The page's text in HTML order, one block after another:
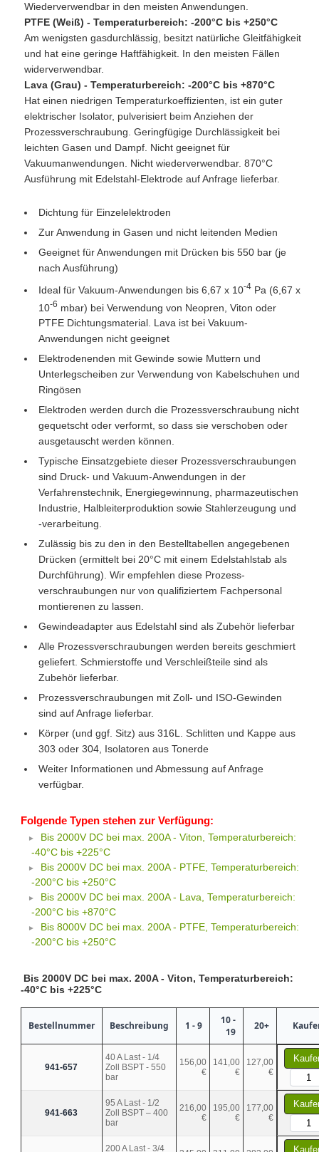
Wiederverwendbar in den meisten Anwendungen.
PTFE (Weiß) - Temperaturbereich: -200°C bis +250°C
Am wenigsten gasdurchlässig, besitzt natürliche Gleitfähigkeit
und hat eine geringe Haftfähigkeit. In den meisten Fällen
widerverwendbar.
Lava (Grau) - Temperaturbereich: -200°C bis +870°C
Hat einen niedrigen Temperaturkoeffizienten, ist ein guter
elektrischer Isolator, pulverisiert beim Anziehen der
Prozessverschraubung. Geringfügige Durchlässigkeit bei
leichten Gasen und Dampf. Nicht geeignet für
Vakuumanwendungen. Nicht wiederverwendbar. 870°C
Ausführung mit Edelstahl-Elektrode auf Anfrage lieferbar.
Dichtung für Einzelelektroden
Zur Anwendung in Gasen und nicht leitenden Medien
Geeignet für Anwendungen mit Drücken bis 550 bar (je
nach Ausführung)
Ideal für Vakuum-Anwendungen bis 6,67 x 10-4Pa (6,67 x
10-6 mbar) bei Verwendung von Neopren, Viton oder
PTFE Dichtungsmaterial. Lava ist bei Vakuum-
Anwendungen nicht geeignet
Elektrodenenden mit Gewinde sowie Muttern und
Unterlegscheiben zur Verwendung von Kabelschuhen und
Ringösen
Elektroden werden durch die Prozessverschraubung nicht
gequetscht oder verformt, so dass sie verschoben oder
ausgetauscht werden können.
Typische Einsatzgebiete dieser Prozessverschraubungen
sind Druck- und Vakuum-Anwendungen in der
Verfahrenstechnik, Energiegewinnung, pharmazeutischen
Industrie, Halbleiterproduktion sowie Stahlerzeugung und
-verarbeitung.
Zulässig bis zu den in den Bestelltabellen angegebenen
Drücken (ermittelt bei 20°C mit einem Edelstahlstab als
Durchführung). Wir empfehlen diese Prozess-
verschraubungen nur von qualifiziertem Fachpersonal
montierenen zu lassen.
Gewindeadapter aus Edelstahl sind als Zubehör lieferbar
Alle Prozessverschraubungen werden bereits geschmiert
geliefert. Schmierstoffe und Verschleißteile sind als
Zubehör lieferbar.
Prozessverschraubungen mit Zoll- und ISO-Gewinden
sind auf Anfrage lieferbar.
Körper (und ggf. Sitz) aus 316L. Schlitten und Kappe aus
303 oder 304, Isolatoren aus Tonerde
Weiter Informationen und Abmessung auf Anfrage
verfügbar.
Folgende Typen stehen zur Verfügung:
Bis 2000V DC bei max. 200A - Viton, Temperaturbereich:
-40°C bis +225°C
Bis 2000V DC bei max. 200A - PTFE, Temperaturbereich:
-200°C bis +250°C
Bis 2000V DC bei max. 200A - Lava, Temperaturbereich:
-200°C bis +870°C
Bis 8000V DC bei max. 200A - PTFE, Temperaturbereich:
-200°C bis +250°C
Bis 2000V DC bei max. 200A - Viton, Temperaturbereich:
-40°C bis +225°C
Bestellnummer Beschreibung 1 - 9
10 -
19
20+
941-657
40 A Last - 1/4
Zoll BSPT - 550
bar
156,00
€
141,00
€
127,00
€
941-663
95 A Last - 1/2
Zoll BSPT – 400
bar
216,00
€
195,00
€
177,00
€
200 A Last - 3/4